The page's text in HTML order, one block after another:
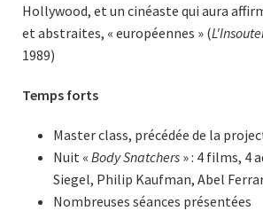
Hollywood, et un cinéaste qui aura
et abstraites, « européennes » (
1989)
Temps forts
Master class, précédée de la
Nuit « Body Snatchers» : 4 films, 4
Siegel, Philip Kaufman, Abel
Nombreuses séances présentées